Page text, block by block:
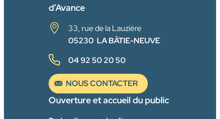
d’Avance
33, rue de la Lauzière
05230 LA BÂTIE-NEUVE
04 92 50 20 50
NOUS CONTACTER
Ouverture et accueil du public